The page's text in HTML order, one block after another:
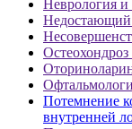
Неврология и
Недостающий
Остеохондроз
Потемнение
внутренней